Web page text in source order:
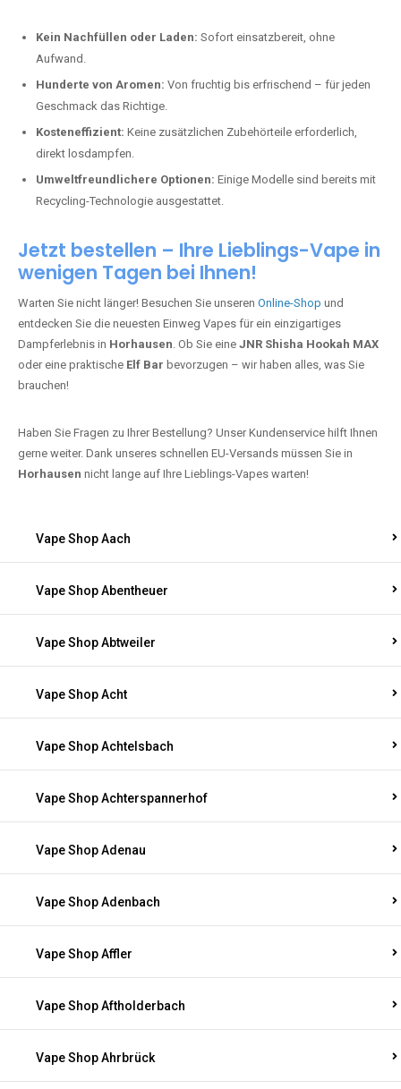
Kein Nachfüllen oder Laden: Sofort einsatzbereit, ohne
Aufwand.
Hunderte von Aromen: Von fruchtig bis erfrischend – für jeden
Geschmack das Richtige.
Kosteneffizient: Keine zusätzlichen Zubehörteile erforderlich,
direkt losdampfen.
Umweltfreundlichere Optionen: Einige Modelle sind bereits mit
Recycling-Technologie ausgestattet.
Jetzt bestellen – Ihre Lieblings-Vape in
wenigen Tagen bei Ihnen!
Warten Sie nicht länger! Besuchen Sie unseren Online-Shop und
entdecken Sie die neuesten Einweg Vapes für ein einzigartiges
Dampferlebnis in Horhausen. Ob Sie eine JNR Shisha Hookah MAX
oder eine praktische Elf Bar bevorzugen – wir haben alles, was Sie
brauchen!
Haben Sie Fragen zu Ihrer Bestellung? Unser Kundenservice hilft Ihnen
gerne weiter. Dank unseres schnellen EU-Versands müssen Sie in
Horhausen nicht lange auf Ihre Lieblings-Vapes warten!
Vape Shop Aach
Vape Shop Abentheuer
Vape Shop Abtweiler
Vape Shop Acht
Vape Shop Achtelsbach
Vape Shop Achterspannerhof
Vape Shop Adenau
Vape Shop Adenbach
Vape Shop Affler
Vape Shop Aftholderbach
Vape Shop Ahrbrück